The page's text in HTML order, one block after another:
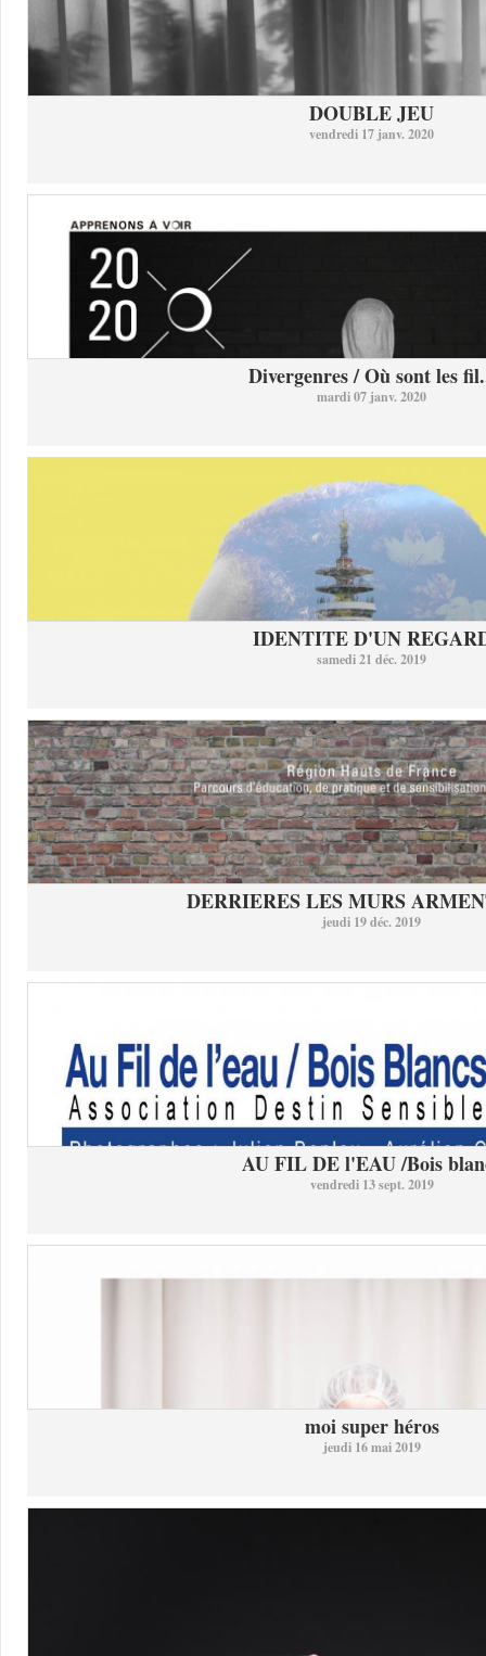
DOUBLE JEU
vendredi 17 janv. 2020
Divergenres / Où sont les
mardi 07 janv. 2020
IDENTITE D'UN
samedi 21 déc. 2019
DERRIERES LES MURS
jeudi 19 déc. 2019
AU FIL DE l'EAU /Bois
vendredi 13 sept. 2019
moi super héros
jeudi 16 mai 2019